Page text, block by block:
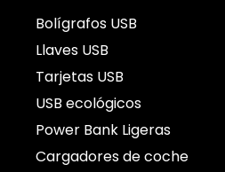
Bolígrafos USB
Llaves USB
Tarjetas USB
USB ecológicos
Power Bank Ligeras
Cargadores de coche